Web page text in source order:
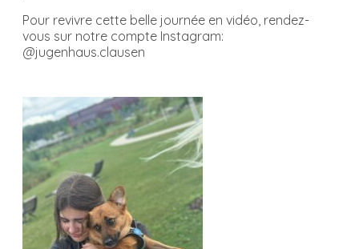
Pour revivre cette belle journée en vidéo, rendez-
vous sur notre compte Instagram:
@jugenhaus.clausen